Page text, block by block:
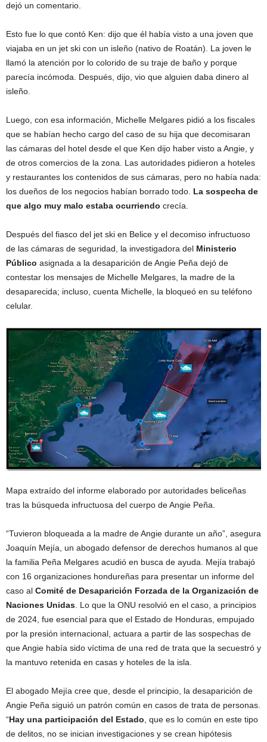
dejó un comentario.
Esto fue lo que contó Ken: dijo que él había visto a una joven que
viajaba en un jet ski con un isleño (nativo de Roatán). La joven le
llamó la atención por lo colorido de su traje de baño y porque
parecía incómoda. Después, dijo, vio que alguien daba dinero al
isleño.
Luego, con esa información, Michelle Melgares pidió a los fiscales
que se habían hecho cargo del caso de su hija que decomisaran
las cámaras del hotel desde el que Ken dijo haber visto a Angie, y
de otros comercios de la zona. Las autoridades pidieron a hoteles
y restaurantes los contenidos de sus cámaras, pero no había nada:
los dueños de los negocios habían borrado todo. La sospecha de
que algo muy malo estaba ocurriendo crecía.
Después del fiasco del jet ski en Belice y el decomiso infructuoso
de las cámaras de seguridad, la investigadora del Ministerio
Público asignada a la desaparición de Angie Peña dejó de
contestar los mensajes de Michelle Melgares, la madre de la
desaparecida; incluso, cuenta Michelle, la bloqueó en su teléfono
celular.
Mapa extraído del informe elaborado por autoridades beliceñas
tras la búsqueda infructuosa del cuerpo de Angie Peña.
“Tuvieron bloqueada a la madre de Angie durante un año”, asegura
Joaquín Mejía, un abogado defensor de derechos humanos al que
la familia Peña Melgares acudió en busca de ayuda. Mejía trabajó
con 16 organizaciones hondureñas para presentar un informe del
caso al Comité de Desaparición Forzada de la Organización de
Naciones Unidas . Lo que la ONU resolvió en el caso, a principios
de 2024, fue esencial para que el Estado de Honduras, empujado
por la presión internacional, actuara a partir de las sospechas de
que Angie había sido víctima de una red de trata que la secuestró y
la mantuvo retenida en casas y hoteles de la isla.
El abogado Mejía cree que, desde el principio, la desaparición de
Angie Peña siguió un patrón común en casos de trata de personas.
“Hay una participación del Estado , que es lo común en este tipo
de delitos, no se inician investigaciones y se crean hipótesis